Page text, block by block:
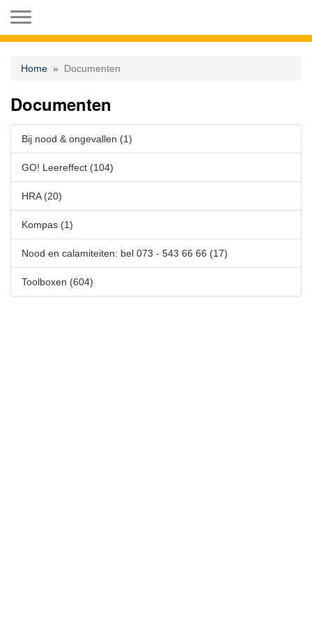
Home Documenten
Documenten
Bij nood & ongevallen (1)
GO! Leereffect (104)
HRA (20)
Kompas (1)
Nood en calamiteiten: bel 073 - 543 66 66 (17)
Toolboxen (604)